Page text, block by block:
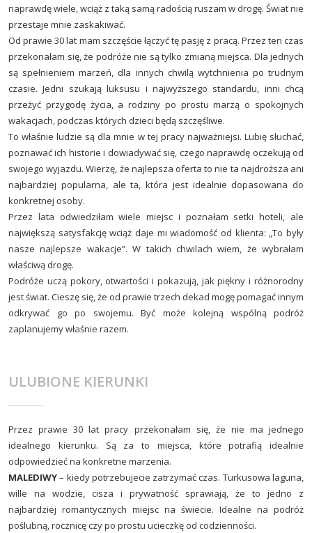
naprawdę wiele, wciąż z taką samą radością ruszam w drogę. Świat nie
przestaje mnie zaskakiwać.
Od prawie 30 lat mam szczęście łączyć tę pasję z pracą. Przez ten czas
przekonałam się, że podróże nie są tylko zmianą miejsca. Dla jednych
są spełnieniem marzeń, dla innych chwilą wytchnienia po trudnym
czasie. Jedni szukają luksusu i najwyższego standardu, inni chcą
przeżyć przygodę życia, a rodziny po prostu marzą o spokojnych
wakacjach, podczas których dzieci będą szczęśliwe.
To właśnie ludzie są dla mnie w tej pracy najważniejsi. Lubię słuchać,
poznawać ich historie i dowiadywać się, czego naprawdę oczekują od
swojego wyjazdu. Wierzę, że najlepsza oferta to nie ta najdroższa ani
najbardziej popularna, ale ta, która jest idealnie dopasowana do
konkretnej osoby.
Przez lata odwiedziłam wiele miejsc i poznałam setki hoteli, ale
największą satysfakcję wciąż daje mi wiadomość od klienta: „To były
nasze najlepsze wakacje”. W takich chwilach wiem, że wybrałam
właściwą drogę.
Podróże uczą pokory, otwartości i pokazują, jak piękny i różnorodny
jest świat. Cieszę się, że od prawie trzech dekad mogę pomagać innym
odkrywać go po swojemu. Być może kolejną wspólną podróż
zaplanujemy właśnie razem.
ULUBIONE KIERUNKI
Przez prawie 30 lat pracy przekonałam się, że nie ma jednego
idealnego kierunku. Są za to miejsca, które potrafią idealnie
odpowiedzieć na konkretne marzenia.
MALEDIWY– kiedy potrzebujecie zatrzymać czas. Turkusowa laguna,
wille na wodzie, cisza i prywatność sprawiają, że to jedno z
najbardziej romantycznych miejsc na świecie. Idealne na podróż
poślubną, rocznicę czy po prostu ucieczkę od codzienności.